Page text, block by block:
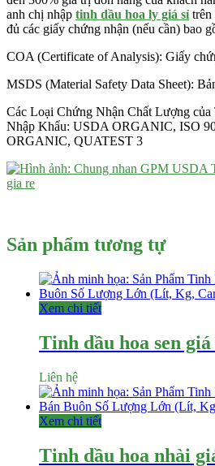
anh chị nhập tinh dầu hoa ly giá sỉ trên
đủ các giấy chứng nhận (nếu cần) bao
COA (Certificate of Analysis): Giấy
MSDS (Material Safety Data Sheet):
Các Loại Chứng Nhận Chất Lượng
Nhập Khẩu: USDA ORGANIC, ISO
ORGANIC, QUATEST 3
Sản phẩm tương tự
Xem chi tiết
Tinh dầu hoa sen giá
Liên hệ
Xem chi tiết
Tinh dầu hoa nhài